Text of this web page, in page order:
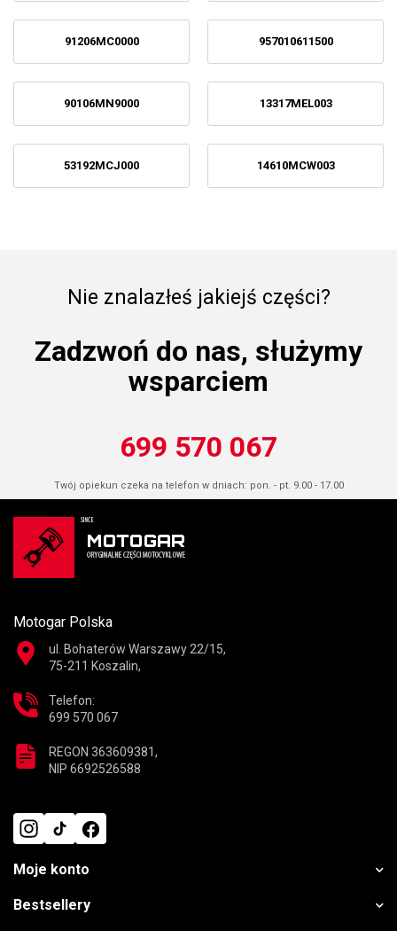
91206MC0000 957010611500
90106MN9000 13317MEL003
53192MCJ000 14610MCW003
Nie znalazłeś jakiejś części?
Zadzwoń do nas, służymy
wsparciem
699 570 067
Twój opiekun czeka na telefon w dniach: pon. - pt. 9.00 - 17.00
Motogar Polska
ul. Bohaterów Warszawy 22/15,
75-211 Koszalin,
Telefon:
699 570 067
REGON 363609381,
NIP 6692526588
Moje konto
Bestsellery